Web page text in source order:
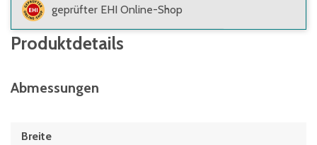
geprüfter EHI Online-Shop
Produktdetails
Abmessungen
Breite